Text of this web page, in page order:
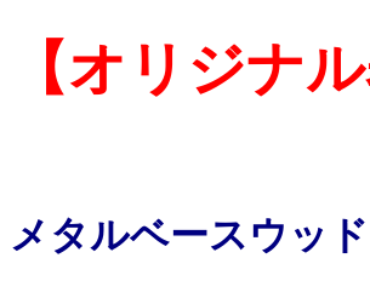
【オリジナ
メタルベースウッ